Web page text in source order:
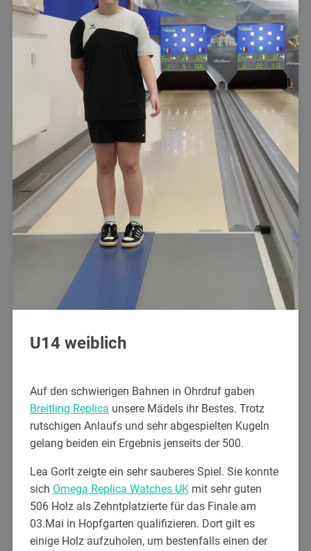
U14 weiblich
Auf den schwierigen Bahnen in Ohrdruf gaben
Breitling Replica unsere Mädels ihr Bestes. Trotz
rutschigen Anlaufs und sehr abgespielten Kugeln
gelang beiden ein Ergebnis jenseits der 500.
Lea Gorlt zeigte ein sehr sauberes Spiel. Sie konnte
sich Omega Replica Watches UKmit sehr guten
506 Holz als Zehntplatzierte für das Finale am
03.Mai in Hopfgarten qualifizieren. Dort gilt es
einige Holz aufzuholen, um bestenfalls einen der